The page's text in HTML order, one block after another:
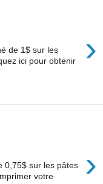
›
de 1$ sur les
ici pour obtenir
›
0,75$ sur les pâtes
votre